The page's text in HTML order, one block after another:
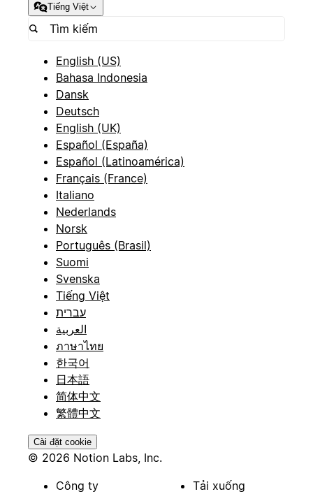
Tiếng Việt
English (US)
Bahasa Indonesia
Dansk
Deutsch
English (UK)
Español (España)
Español (Latinoamérica)
Français (France)
Italiano
Nederlands
Norsk
Português (Brasil)
Suomi
Svenska
Tiếng Việt
עברית
العربية
ภาษาไทย
한국어
日本語
简体中文
繁體中文
Cài đặt cookie
© 2026 Notion Labs, Inc.
Công ty
Tải xuống